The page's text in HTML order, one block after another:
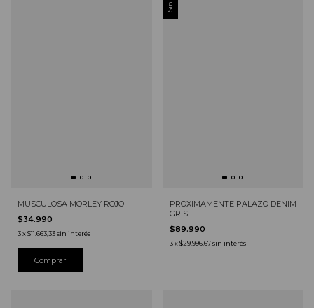
MUSCULOSA MORLEY ROJO
$34.990
3x$11.663,33sin interés
Comprar
PROXIMAMENTE PALAZO DENIM
GRIS
$89.990
3 x$29.996,67 sin interés